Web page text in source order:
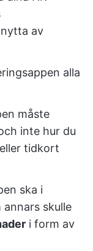
av
alla
måste
inte hur du
tidkort
ska i
annars skulle
i form av